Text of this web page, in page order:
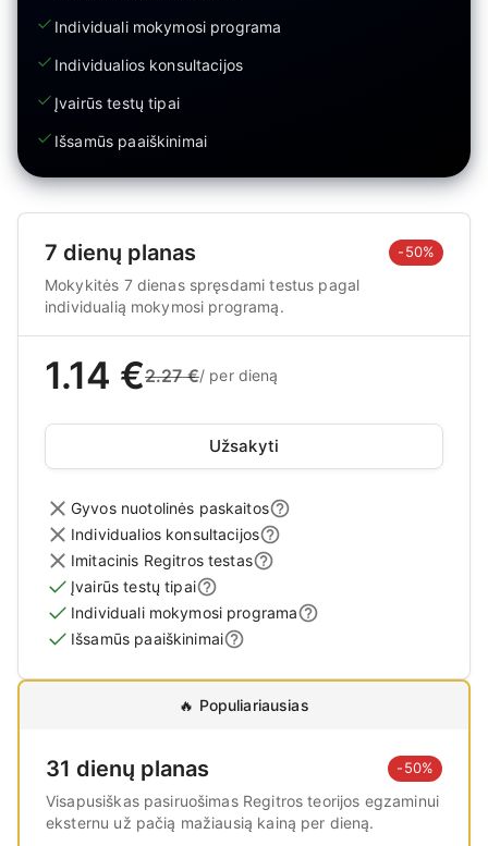
Individuali mokymosi programa
Individualios konsultacijos
Įvairūs testų tipai
Išsamūs paaiškinimai
7 dienų planas -50%
Mokykitės 7 dienas spręsdami testus pagal
individualią mokymosi programą.
1.14 €2.27€/ per dieną
Užsakyti
Gyvos nuotolinės paskaitos
Individualios konsultacijos
Imitacinis Regitros testas
Įvairūs testų tipai
Individuali mokymosi programa
Išsamūs paaiškinimai
🔥 Populiariausias
31 dienų planas -50%
Visapusiškas pasiruošimas Regitros teorijos egzaminui
eksternu už pačią mažiausią kainą per dieną.